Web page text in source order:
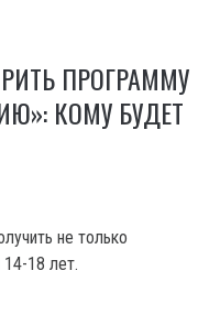
ПРОГРАММУ
КОМУ БУДЕТ
не только
18 лет.